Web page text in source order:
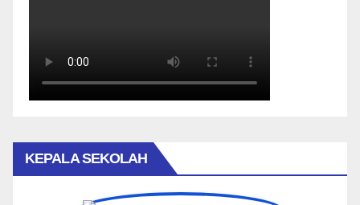
KEPALA SEKOLAH